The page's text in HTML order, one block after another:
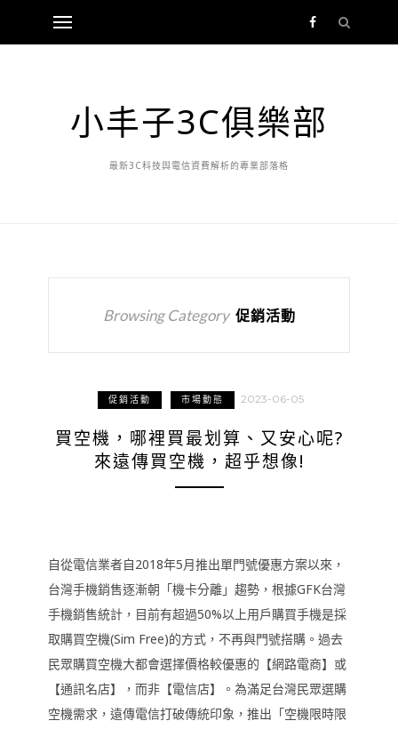
小丰子3C俱樂部
最新3C科技與電信資費解析的專業部落格
Browsing Category 促銷活動
促銷活動 市場動態 2023-06-05
買空機，哪裡買最划算、又安心呢?
來遠傳買空機，超乎想像!
自從電信業者自2018年5月推出單門號優惠方案以來，
台灣手機銷售逐漸朝「機卡分離」趨勢，根據GFK台灣
手機銷售統計，目前有超過50%以上用戶購買手機是採
取購買空機(Sim Free)的方式，不再與門號搭購。過去
民眾購買空機大都會選擇價格較優惠的【網路電商】或
【通訊名店】，而非【電信店】。為滿足台灣民眾選購
空機需求，遠傳電信打破傳統印象，推出「空機限時限